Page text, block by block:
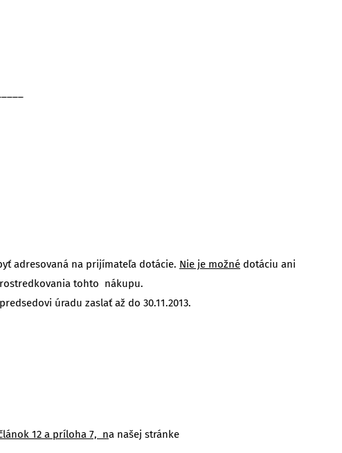
adresovaná na prijímateľa dotácie. Nie je možné dotáciu ani
tohto nákupu.
úradu zaslať až do 30.11.2013.
12 a príloha 7, na našej stránke